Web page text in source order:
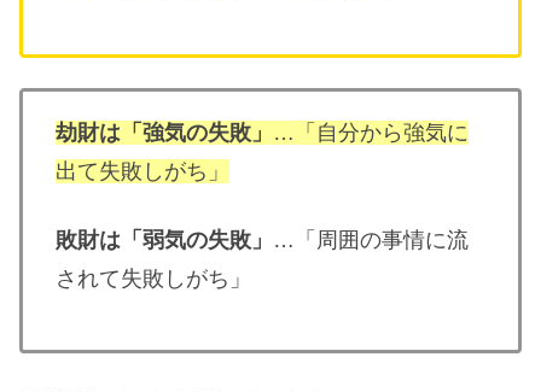
劫財は「強気の失敗」 …「自分から強気に
出て失敗しがち」
敗財は「弱気の失敗」 …「周囲の事情に流
されて失敗しがち」